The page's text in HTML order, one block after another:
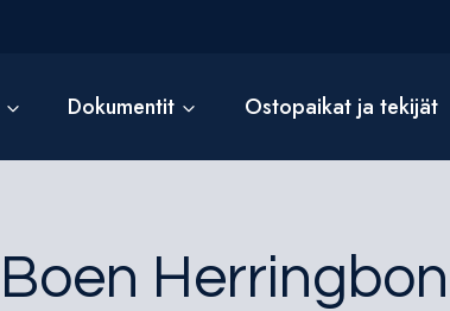
Dokumentit Ostopaikat ja tekijät
Boen